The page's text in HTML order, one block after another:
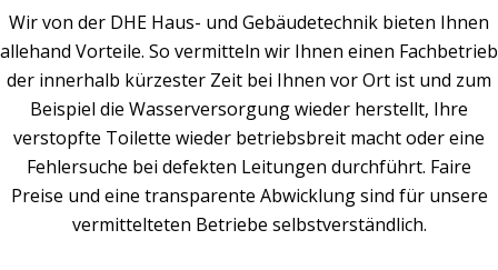
Wir von der DHE Haus- und Gebäudetechnik bieten Ihnen
allehand Vorteile. So vermitteln wir Ihnen einen Fachbetrieb
der innerhalb kürzester Zeit bei Ihnen vor Ort ist und zum
Beispiel die Wasserversorgung wieder herstellt, Ihre
verstopfte Toilette wieder betriebsbreit macht oder eine
Fehlersuche bei defekten Leitungen durchführt. Faire
Preise und eine transparente Abwicklung sind für unsere
vermittelteten Betriebe selbstverständlich.